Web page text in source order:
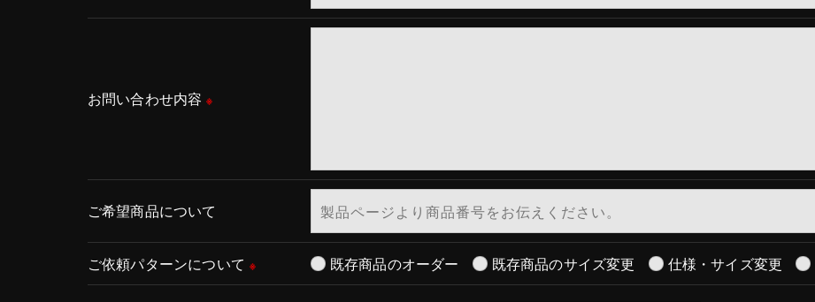
お問い合わせ内容 ※
ご希望商品について
ご依頼パターンについて ※ 既存商品のオーダー 既存商品のサイズ変更 仕様・サイズ変更